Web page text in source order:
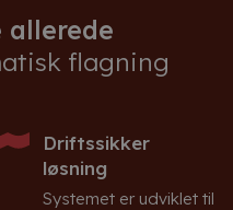
allerede
flagning
Driftssikker
løsning
Systemet er udviklet til